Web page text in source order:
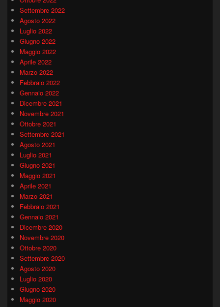
Settembre 2022
Agosto 2022
Luglio 2022
Giugno 2022
Maggio 2022
Aprile 2022
Marzo 2022
Febbraio 2022
Gennaio 2022
Dicembre 2021
Novembre 2021
Ottobre 2021
Settembre 2021
Agosto 2021
Luglio 2021
Giugno 2021
Maggio 2021
Aprile 2021
Marzo 2021
Febbraio 2021
Gennaio 2021
Dicembre 2020
Novembre 2020
Ottobre 2020
Settembre 2020
Agosto 2020
Luglio 2020
Giugno 2020
Maggio 2020